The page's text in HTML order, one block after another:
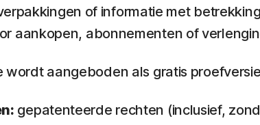
of informatie met
aankopen, abonnementen of
wordt aangeboden als gratis
gepatenteerde rechten (inclusief,